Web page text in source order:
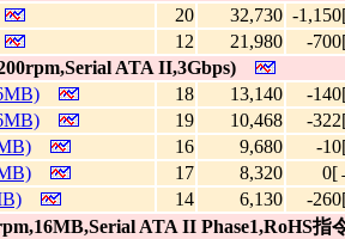
20 32,730 -
12 21,980
-
ATA II,3Gbps)
18 13,140
-
19 10,468
-
16 9,680
-
17 8,320
14 6,130
-
ATA II Phase1,RoHS指